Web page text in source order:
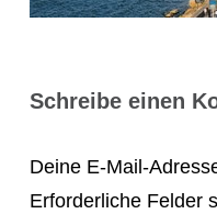
Schreibe einen
Deine E-Mail-
Erforderliche Felder